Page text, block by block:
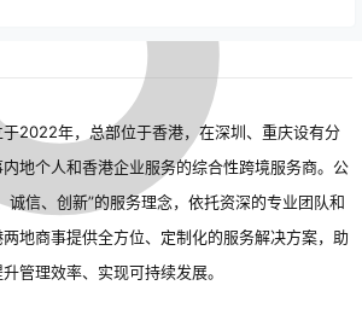
2022年，总部位于香港，在深圳、重庆设有分
地个人和香港企业服务的综合性跨境服务商。公
诚信、创新”的服务理念，依托资深的专业团队和
地商事提供全方位、定制化的服务解决方案，助
管理效率、实现可持续发展。